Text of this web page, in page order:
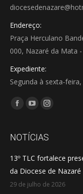
Endereço:
Praça Herculano
000, Nazaré da Mata -
Expediente:
Segunda à sexta-
Encontre-nos em:
Facebook
opens
new
window
YouTube
opens
new
window
Instagram
opens
new
window
NOTÍCIAS
13º TLC fortalece
da Diocese de Nazaré
29 de julho de 2026